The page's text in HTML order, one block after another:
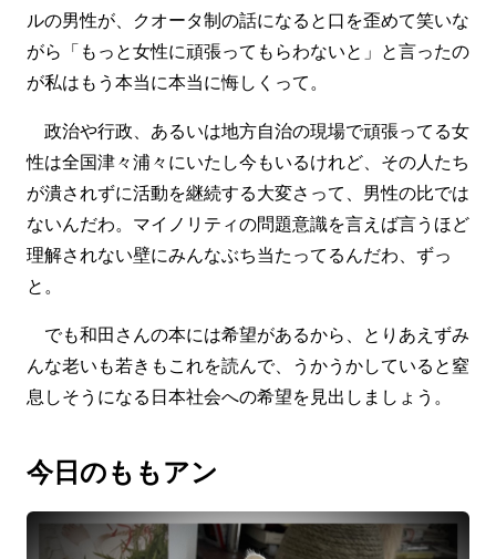
ルの男性が、クオータ制の話になると口を歪めて笑いな
がら「もっと女性に頑張ってもらわないと」と言ったの
が私はもう本当に本当に悔しくって。
政治や行政、あるいは地方自治の現場で頑張ってる女
性は全国津々浦々にいたし今もいるけれど、その人たち
が潰されずに活動を継続する大変さって、男性の比では
ないんだわ。マイノリティの問題意識を言えば言うほど
理解されない壁にみんなぶち当たってるんだわ、ずっ
と。
でも和田さんの本には希望があるから、とりあえずみ
んな老いも若きもこれを読んで、うかうかしていると窒
息しそうになる日本社会への希望を見出しましょう。
今日のももアン